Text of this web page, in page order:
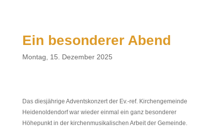
Ein besonderer Abend
Montag, 15. Dezember 2025
Das diesjährige Adventskonzert der Ev.-ref. Kirchengemeinde
Heidenoldendorf war wieder einmal ein ganz besonderer
Höhepunkt in der kirchenmusikalischen Arbeit der Gemeinde.